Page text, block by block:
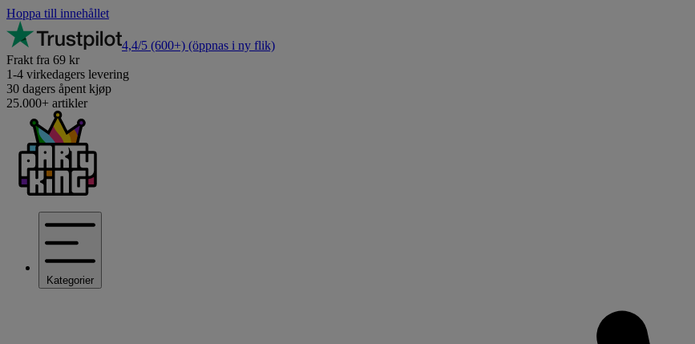
Hoppa till innehållet
4,4/5 (600+) (öppnas i ny flik)
Frakt fra 69 kr
1-4 virkedagers levering
30 dagers åpent kjøp
25.000+ artikler
Kategorier